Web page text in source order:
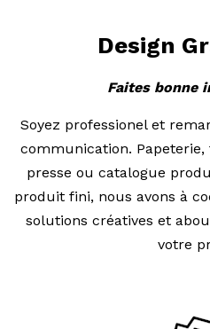
Design
Faites bonne
Soyez professionel et
communication.
presse ou catalogue
produit fini, nous avons à
solutions créatives et
votre